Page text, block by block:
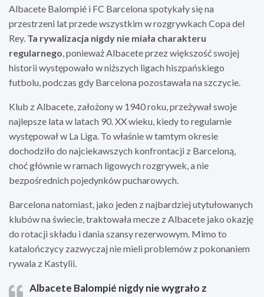
J. Garcia
18
G. Martin
24
E. Garcia
4
R. Araujo
2
J. Cancelo
22 21
F. de Jong
Albacete Balompié i FC Barcelona spotykały się na
przestrzeni lat przede wszystkim w rozgrywkach Copa del
Rey. Ta rywalizacja nigdy nie miała charakteru
regularnego, ponieważ Albacete przez większość swojej
historii występowało w niższych ligach hiszpańskiego
futbolu, podczas gdy Barcelona pozostawała na szczycie.
Klub z Albacete, założony w 1940 roku, przeżywał swoje
najlepsze lata w latach 90. XX wieku, kiedy to regularnie
występował w La Liga. To właśnie w tamtym okresie
dochodziło do najciekawszych konfrontacji z Barceloną,
choć głównie w ramach ligowych rozgrywek, a nie
bezpośrednich pojedynków pucharowych.
Barcelona natomiast, jako jeden z najbardziej utytułowanych
klubów na świecie, traktowała mecze z Albacete jako okazję
do rotacji składu i dania szansy rezerwowym. Mimo to
katalończycy zazwyczaj nie mieli problemów z pokonaniem
rywala z Kastylii.
Albacete Balompié nigdy nie wygrało z